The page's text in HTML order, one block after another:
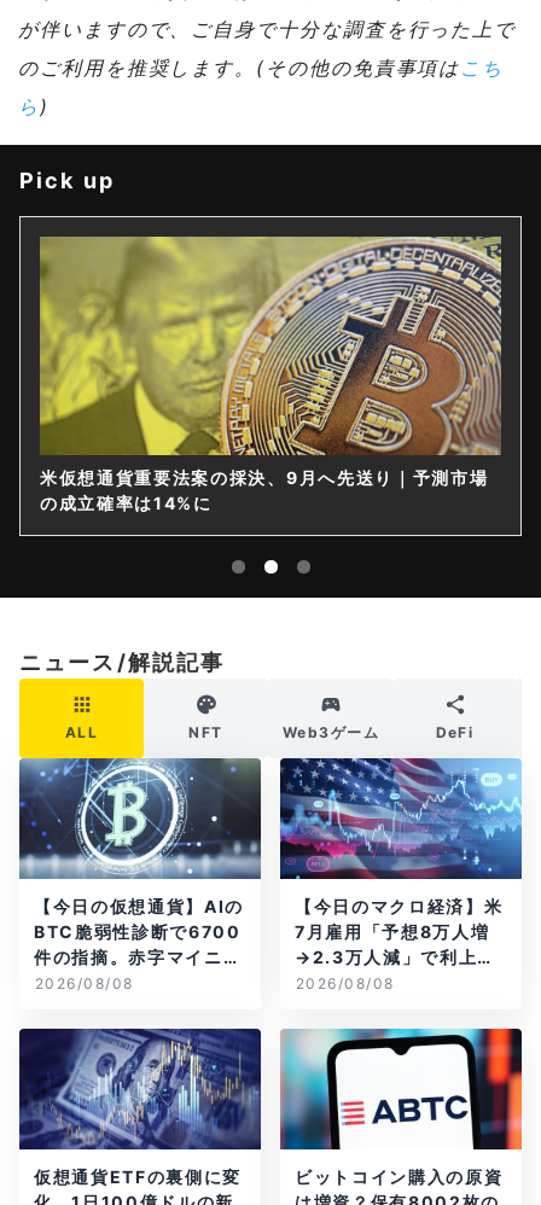
が伴いますので、ご自身で十分な調査を行った上で
のご利用を推奨します。(その他の免責事項はこち
ら )
Pick up
米仮想通貨重要法案の採決、9月へ先送り｜予測市場
の成立確率は14%に
ニュース/解説記事
ALL NFT Web3ゲーム DeFi
【今日の仮想通貨】AIの
BTC脆弱性診断で6700
件の指摘。赤字マイニン
グ企業はAIに賭ける
2026/08/08
【今日のマクロ経済】米
7月雇用「予想8万人増
→2.3万人減」で利上げ
観測後退
2026/08/08
仮想通貨ETFの裏側に変
ビットコイン購入の原資